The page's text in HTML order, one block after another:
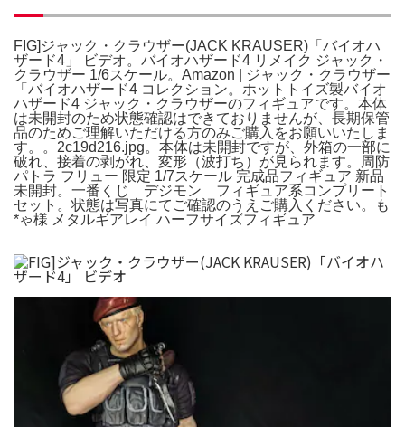
FIG]ジャック・クラウザー(JACK KRAUSER)「バイオハ
ザード4」 ビデオ。バイオハザード4 リメイク ジャック・
クラウザー 1/6スケール。Amazon | ジャック・クラウザー
「バイオハザード4 コレクション。ホットトイズ製バイオ
ハザード4 ジャック・クラウザーのフィギュアです。本体
は未開封のため状態確認はできておりませんが、長期保管
品のためご理解いただける方のみご購入をお願いいたしま
す。。2c19d216.jpg。本体は未開封ですが、外箱の一部に
破れ、接着の剥がれ、変形（波打ち）が見られます。周防
パトラ フリュー 限定 1/7スケール 完成品フィギュア 新品
未開封。一番くじ デジモン フィギュア系コンプリート
セット。状態は写真にてご確認のうえご購入ください。も
*ゃ様 メタルギアレイ ハーフサイズフィギュア